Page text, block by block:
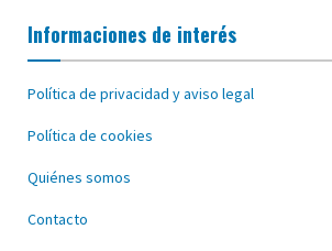
Informaciones de interés
Política de privacidad y aviso legal
Política de cookies
Quiénes somos
Contacto